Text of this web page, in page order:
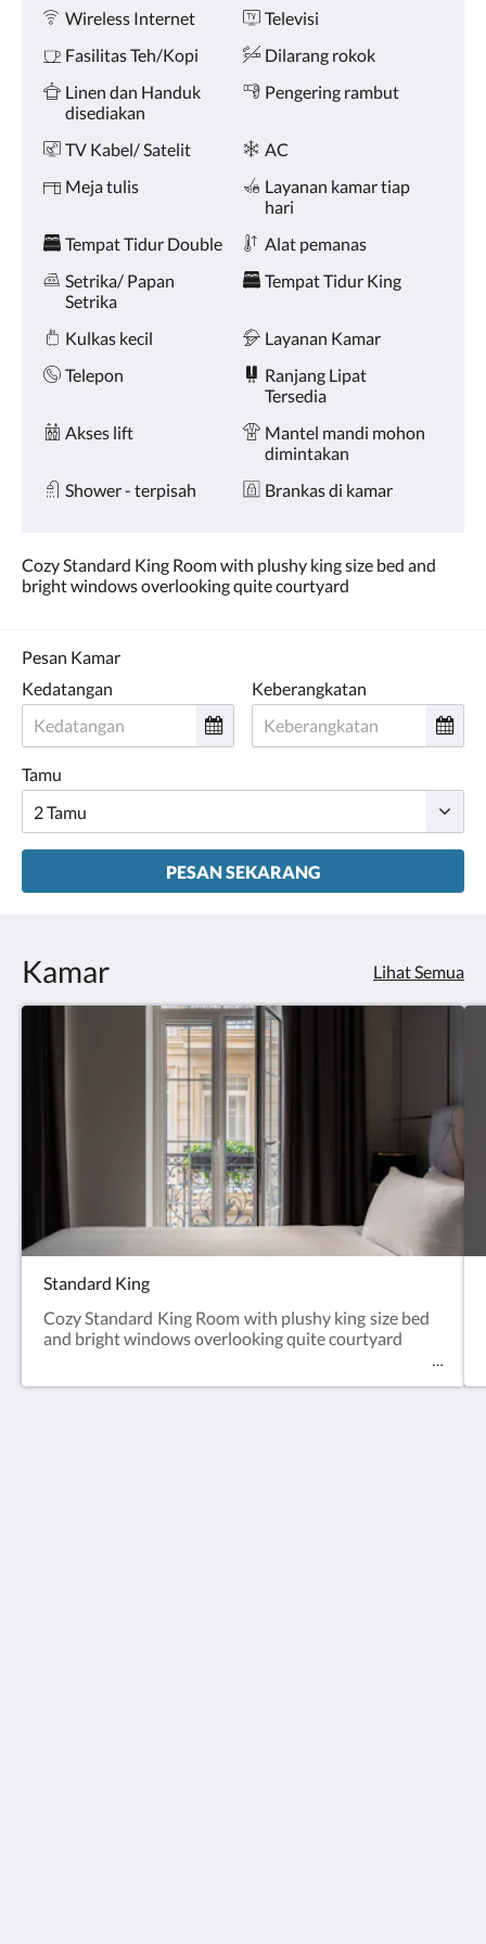
dan
sebelumnya.
Fasilitas
Wireless Internet
Televisi
Fasilitas Teh/Kopi
Dilarang rokok
Linen dan Handuk
disediakan
Pengering rambut
TV Kabel/ Satelit
AC
Meja tulis
Layanan kamar tiap
hari
Tempat Tidur Double
Alat pemanas
Setrika/ Papan
Setrika
Tempat Tidur King
Kulkas kecil
Layanan Kamar
Telepon
Ranjang Lipat
Tersedia
Akses lift
Mantel mandi mohon
dimintakan
Shower - terpisah
Brankas di kamar
Cozy Standard King Room with plushy king size bed and
bright windows overlooking quite courtyard
Pesan Kamar
Kedatangan
Keberangkatan
Tamu
PESAN SEKARANG
Kamar Lihat Semua
Standard King
Cozy Standard King Room with plushy king size bed
and bright windows overlooking quite courtyard